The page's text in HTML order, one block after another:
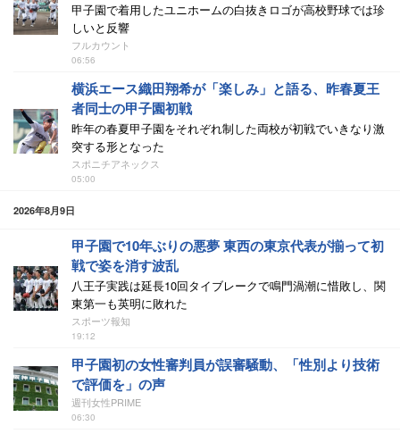
甲子園で着用したユニホームの白抜きロゴが高校野球では珍
しいと反響
フルカウント
06:56
横浜エース織田翔希が「楽しみ」と語る、昨春夏王
者同士の甲子園初戦
昨年の春夏甲子園をそれぞれ制した両校が初戦でいきなり激
突する形となった
スポニチアネックス
05:00
2026年8月9日
甲子園で10年ぶりの悪夢 東西の東京代表が揃って初
戦で姿を消す波乱
八王子実践は延長10回タイブレークで鳴門渦潮に惜敗し、関
東第一も英明に敗れた
スポーツ報知
19:12
甲子園初の女性審判員が誤審騒動、「性別より技術
で評価を」の声
週刊女性PRIME
06:30